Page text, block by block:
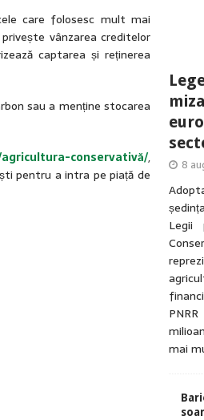
care folosesc mult mai
vânzarea creditelor
captarea și reținerea
sau a menține stocarea
conservativă/,
pentru a intra pe piață de
8
Legii
mai